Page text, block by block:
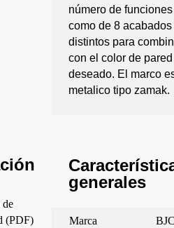
número de
como de 8 acabados
distintos para
con el color de pared
deseado. El marco
metalico tipo zamak.
de
(PDF)
generales
Marca